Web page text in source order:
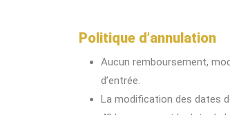
Politique d’annulation
Aucun remboursement,
d’entrée.
La modification des dates